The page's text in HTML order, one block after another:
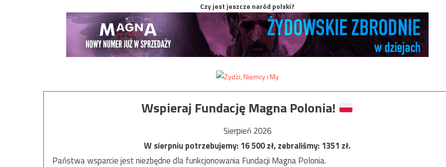
Czy jest jeszcze naród polski?
Wspieraj Fundację Magna Polonia!
Sierpień 2026
W sierpniu potrzebujemy:16 500zł, zebraliśmy:1351 zł.
Państwa wsparcie jest niezbędne dla funkcjonowania Fundacji Magna Polonia.